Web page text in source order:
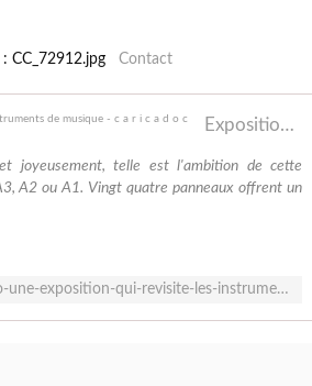
: CC_72912.jpg Contact
Exposition Musique, maëstro ! : une exposition qui revisite les instruments de musique - c a r i c a d o c
joyeusement, telle est l'ambition de cette
A2 ou A1. Vingt quatre panneaux offrent un
http://caricadoc.com/2017/01/musique-maestro-une-exposition-qui-revisite-les-instruments-de-musique.html